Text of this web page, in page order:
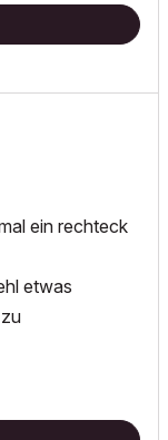
ein rechteck
etwas